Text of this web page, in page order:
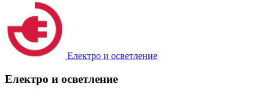
Електро и осветление
Електро и осветление